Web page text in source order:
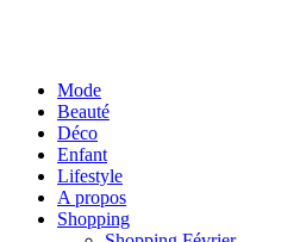
Mode
Beauté
Déco
Enfant
Lifestyle
A propos
Shopping